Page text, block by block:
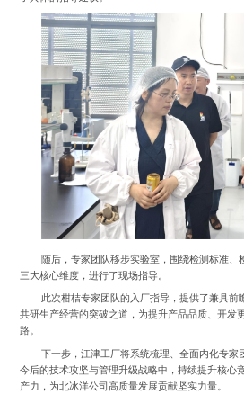
随后，专家团队移步实验室，围绕检测标准、
三大核心维度，进行了现场指导。
此次柑桔专家团队的入厂指导，提供了兼具前
共研生产经营的突破之道，为提升产品品质、开发
路。
下一步，江津工厂将系统梳理、全面内化专家
今后的技术攻坚与管理升级战略中，持续提升核心
产力，为北冰洋公司高质量发展贡献坚实力量。